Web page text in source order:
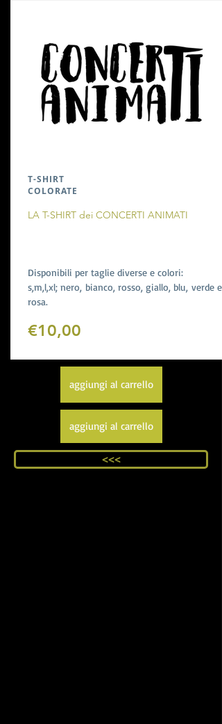
T-SHIRT
COLORATE
LA T-SHIRT dei CONCERTI ANIMATI
Disponibili per taglie diverse e colori:
s,m,l,xl; nero, bianco, rosso, giallo, blu, verde e
rosa.
€10,00
aggiungi al carrello
aggiungi al carrello
<<<